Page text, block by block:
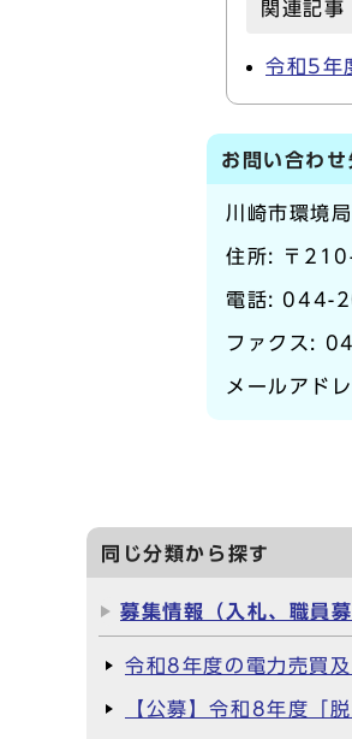
関連記事
令和5年
お問い合わせ
川崎市環境
住所: 〒
電話: 044-
ファクス:
メールアド
同じ分類から探す
募集情報（入札、職員募
令和8年度の電力売買
【公募】令和8年度「